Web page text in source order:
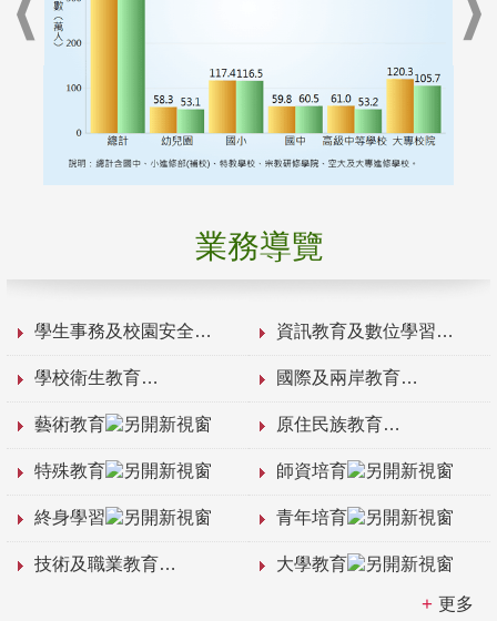
業務導覽
學生事務及校園安全 資訊教育及數位學習
學校衛生教育 國際及兩岸教育
藝術教育 原住民族教育
特殊教育 師資培育
終身學習 青年培育
技術及職業教育 大學教育
更多